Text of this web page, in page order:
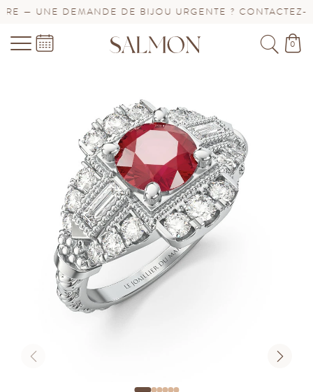
— UNE DEMANDE DE BIJOU URGENTE ? CONTACTEZ-
0